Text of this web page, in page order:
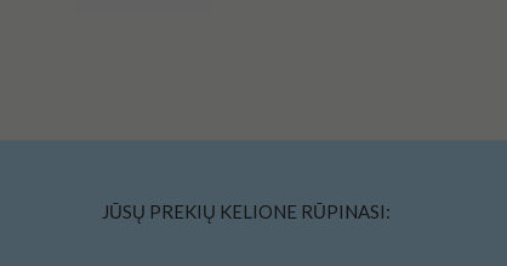
JŪSŲ PREKIŲ KELIONE RŪPINASI: